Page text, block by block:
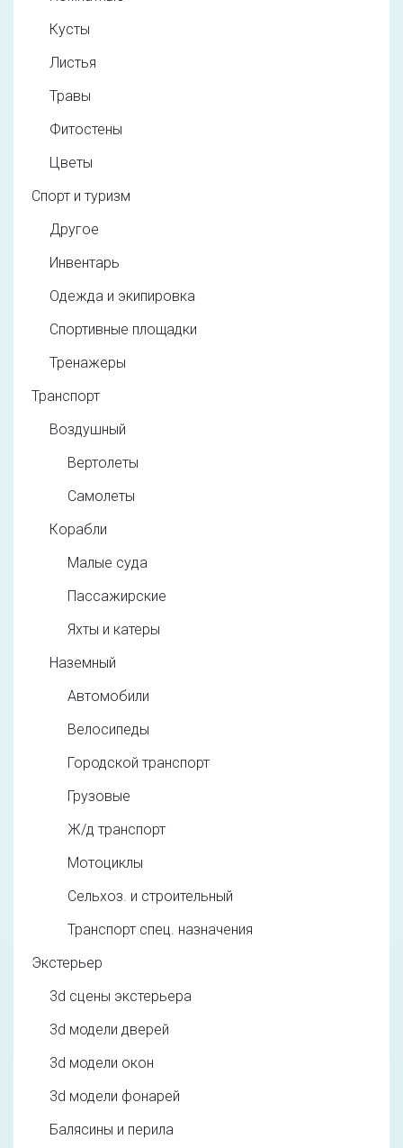
Кусты
Листья
Травы
Фитостены
Цветы
Спорт и туризм
Другое
Инвентарь
Одежда и экипировка
Спортивные площадки
Тренажеры
Транспорт
Воздушный
Вертолеты
Самолеты
Корабли
Малые суда
Пассажирские
Яхты и катеры
Наземный
Автомобили
Велосипеды
Городской транспорт
Грузовые
Ж/д транспорт
Мотоциклы
Сельхоз. и строительный
Транспорт спец. назначения
Экстерьер
3d cцены экстерьера
3d модели дверей
3d модели окон
3d модели фонарей
Балясины и перила